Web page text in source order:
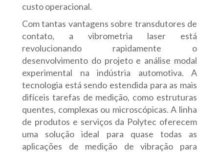
custo operacional.
Com tantas vantagens sobre transdutores de
contato, a vibrometria laser está
revolucionando rapidamente o
desenvolvimento do projeto e análise modal
experimental na indústria automotiva. A
tecnologia está sendo estendida para as mais
difíceis tarefas de medição, como estruturas
quentes, complexas ou microscópicas. A linha
de produtos e serviços da Polytec oferecem
uma solução ideal para quase todas as
aplicações de medição de vibração para